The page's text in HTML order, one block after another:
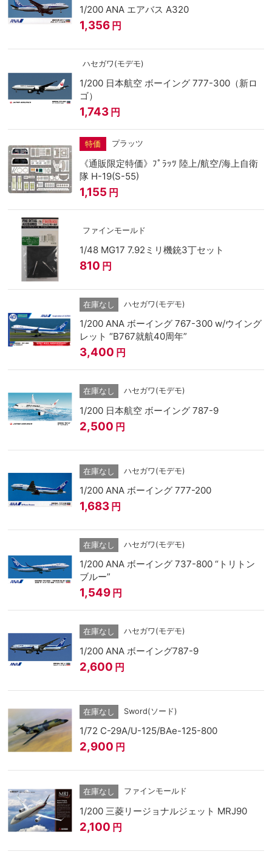
1/200 ANA エアバス A320
1,356 円
ハセガワ(モデモ)
1/200 日本航空 ボーイング 777-300（新ロ
ゴ）
1,743 円
特価 プラッツ
《通販限定特価》ﾌﾟﾗｯﾂ 陸上/航空/海上自衛
隊 H-19(S-55)
1,155 円
ファインモールド
1/48 MG17 7.92ミリ機銃3丁セット
810 円
在庫なし ハセガワ(モデモ)
1/200 ANA ボーイング 767-300 w/ウイング
レット “B767就航40周年”
3,400 円
在庫なし ハセガワ(モデモ)
1/200 日本航空 ボーイング 787-9
2,500 円
在庫なし ハセガワ(モデモ)
1/200 ANA ボーイング 777-200
1,683 円
在庫なし ハセガワ(モデモ)
1/200 ANA ボーイング 737-800 “トリトン
ブルー”
1,549 円
在庫なし ハセガワ(モデモ)
1/200 ANA ボーイング787-9
2,600 円
在庫なし Sword(ソード)
1/72 C-29A/U-125/BAe-125-800
2,900 円
在庫なし ファインモールド
1/200 三菱リージョナルジェット MRJ90
2,100 円